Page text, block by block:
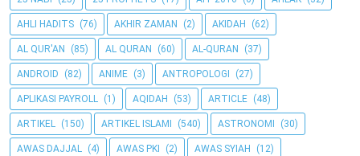
AHLI HADITS (76) AKHIR ZAMAN (2) AKIDAH (62)
AL QUR'AN (85) AL QURAN (60) AL-QURAN (37)
ANDROID (82) ANIME (3) ANTROPOLOGI (27)
APLIKASI PAYROLL (1) AQIDAH (53) ARTICLE (48)
ARTIKEL (150) ARTIKEL ISLAMI (540) ASTRONOMI (30)
AWAS DAJJAL (4) AWAS PKI (2) AWAS SYIAH (12)